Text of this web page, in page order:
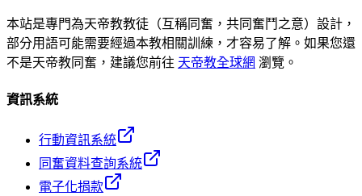
本站是專門為天帝教教徒（互稱同奮，共同奮鬥之意）設計，
部分用語可能需要經過本教相關訓練，才容易了解。如果您還
不是天帝教同奮，建議您前往 天帝教全球網 瀏覽。
資訊系統
行動資訊系統
同奮資料查詢系統
電子化捐款